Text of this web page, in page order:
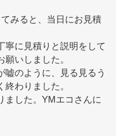
みると、当日にお見積
寧に見積りと説明をして
いしました。
嘘のように、見る見るう
わりました。
ました。YMエコさんに